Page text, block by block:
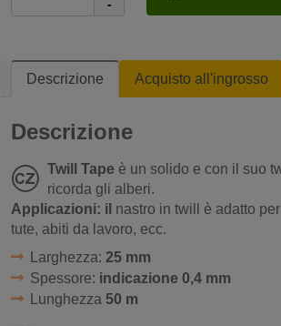
-
Descrizione Acquisto all'ingrosso
Descrizione
Twill Tape è un solido e con il suo
ricorda gli alberi.
Applicazioni: il nastro in twill è adatto
tute, abiti da lavoro, ecc.
Larghezza: 25 mm
Spessore: indicazione 0,4 mm
Lunghezza 50 m